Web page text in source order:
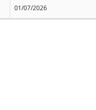
01/07/2026